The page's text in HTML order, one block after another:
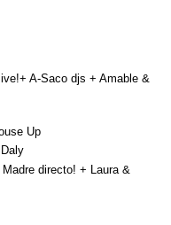
A-Saco djs + Amable &
Up
directo! + Laura &